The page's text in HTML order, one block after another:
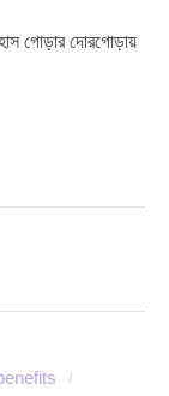
গোড়ার দোরগোড়ায়